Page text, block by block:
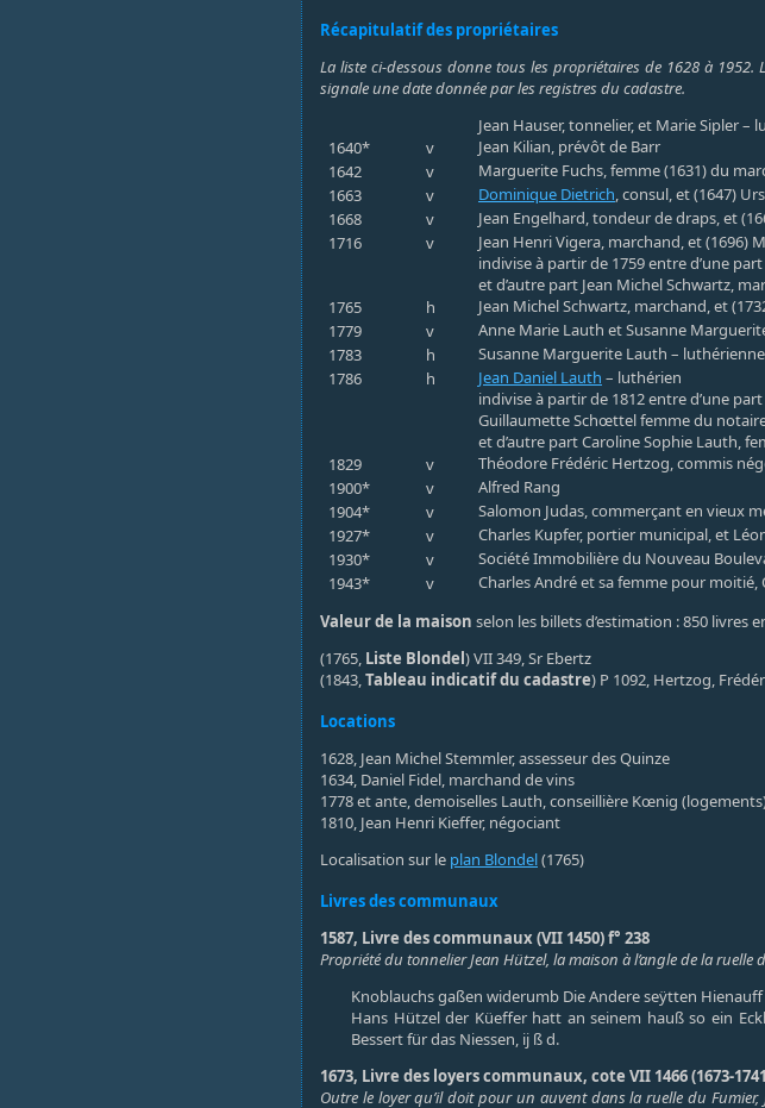
Récapitulatif des propriétaires
La liste ci-dessous donne tous les propriétaires de 1628 à
signale une date donnée par les registres du cadastre.
Jean Hauser, tonnelier, et Marie Sipler –
1640*
v
Jean Kilian, prévôt de Barr
1642
v
Marguerite Fuchs, femme (1631) du
1663
v Dominique Dietrich , consul, et (1647)
1668
v
Jean Engelhard, tondeur de draps, et
1716
v
Jean Henri Vigera, marchand, et (1696)
indivise à partir de 1759 entre d’une
et d’autre part Jean Michel Schwartz,
1765
h
Jean Michel Schwartz, marchand, et
1779
v
Anne Marie Lauth et Susanne
1783
h
Susanne Marguerite Lauth – luthérienne
1786
h Jean Daniel Lauth – luthérien
indivise à partir de 1812 entre d’une
Guillaumette Schœttel femme du
et d’autre part Caroline Sophie Lauth,
1829
v
Théodore Frédéric Hertzog, commis
1900*
v
Alfred Rang
1904*
v
Salomon Judas, commerçant en vieux
1927*
v
Charles Kupfer, portier municipal, et
1930*
v
Société Immobilière du Nouveau
1943*
v
Charles André et sa femme pour
Valeur de la maison selon les billets d’estimation : 850 livres
(1765, Liste Blondel) VII 349, Sr Ebertz
(1843, Tableau indicatif du cadastre) P 1092, Hertzog,
Locations
1628, Jean Michel Stemmler, assesseur des Quinze
1634, Daniel Fidel, marchand de vins
1778 et ante, demoiselles Lauth, conseillière Kœnig
1810, Jean Henri Kieffer, négociant
Localisation sur le plan Blondel(1765)
Livres des communaux
1587, Livre des communaux (VII 1450) f° 238
Propriété du tonnelier Jean Hützel, la maison à l’angle de la
Knoblauchs gaßen widerumb Die Andere seÿtten Hienauff
Hans Hützel der Küeffer hatt an seinem hauß so ein
Bessert für das Niessen, ij ß d.
1673, Livre des loyers communaux, cote VII 1466 (1673-
Outre le loyer qu’il doit pour un auvent dans la ruelle du